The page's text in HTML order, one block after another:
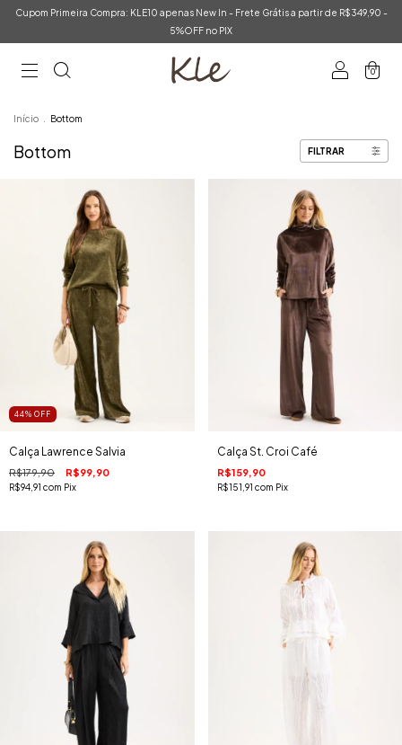
Cupom Primeira Compra: KLE10 apenas New In - Frete Grátis a partir de R$349,90 -
5%OFF no PIX
0
Início Bottom
Bottom FILTRAR
44% OFF
Calça Lawrence Salvia
R$179,90 R$99,90
R$94,91 com Pix
Calça St. Croi Café
R$159,90
R$151,91 com Pix